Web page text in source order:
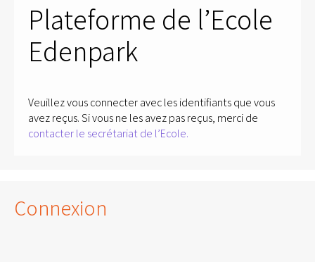
Plateforme de l’Ecole
Edenpark
Veuillez vous connecter avec les identifiants que vous
avez reçus. Si vous ne les avez pas reçus, merci de
contacter le secrétariat de l’Ecole.
Connexion